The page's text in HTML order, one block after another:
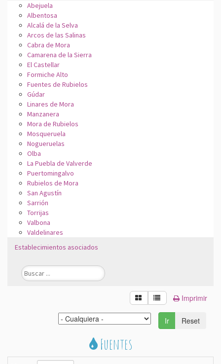
Abejuela
Albentosa
Alcalá de la Selva
Arcos de las Salinas
Cabra de Mora
Camarena de la Sierra
El Castellar
Formiche Alto
Fuentes de Rubielos
Gúdar
Linares de Mora
Manzanera
Mora de Rubielos
Mosqueruela
Nogueruelas
Olba
La Puebla de Valverde
Puertomingalvo
Rubielos de Mora
San Agustín
Sarrión
Torrijas
Valbona
Valdelinares
Establecimientos asociados
Imprimir
Ir Reset
Fuentes